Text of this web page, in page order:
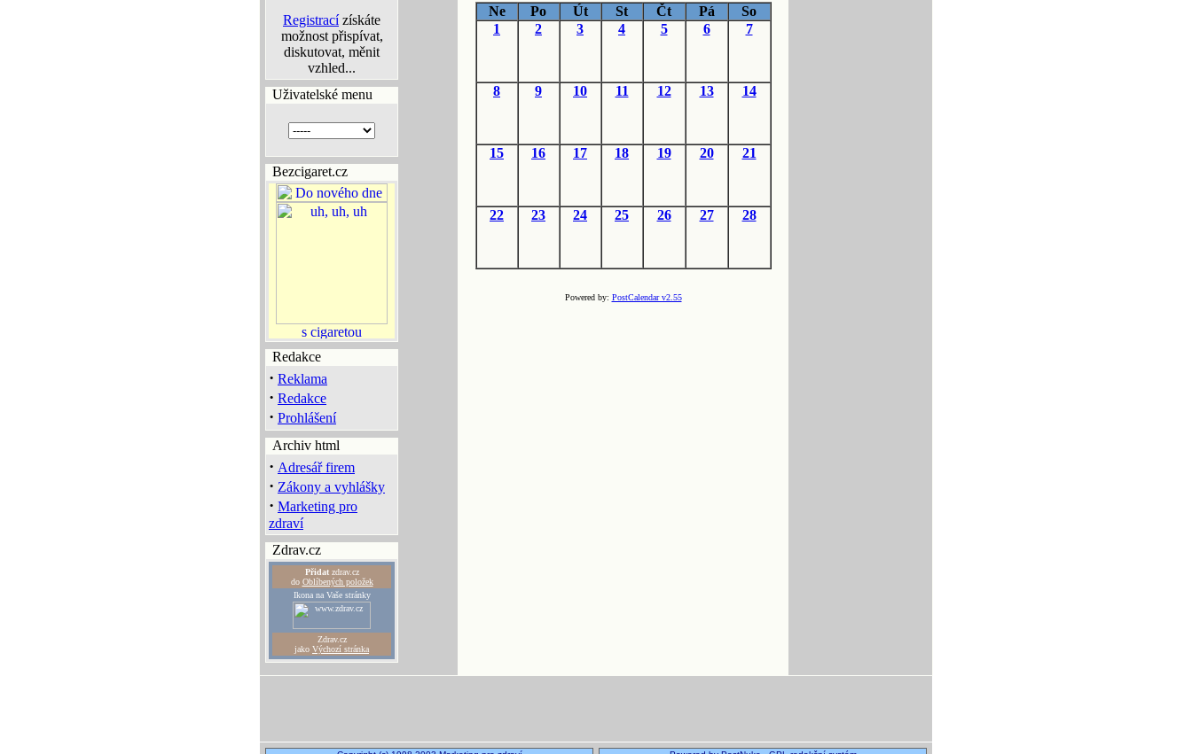
Registracízískáte
možnost přispívat,
diskutovat, měnit
vzhled...
Uživatelské menu
Bezcigaret.cz
Redakce
· Reklama
· Redakce
· Prohlášení
Archiv html
· Adresář firem
· Zákony a vyhlášky
· Marketing pro
zdraví
Zdrav.cz
Přidatzdrav.cz
do Oblíbených položek
Ikona na Vaše stránky
Zdrav.cz
jako Výchozí stránka
Ne Po Út St Čt Pá
So
1
2 3 4 5 6 7
8 9 10 11 12 13 14
15 16 17 18 19 20 21
22 23 24 25 26 27 28
Powered by: PostCalendar v2.55